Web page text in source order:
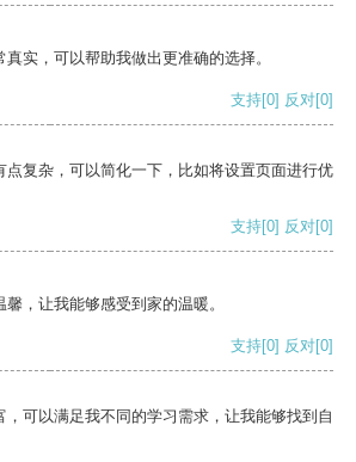
实，可以帮助我做出更准确的选择。
支持[0] 反对[0]
点复杂，可以简化一下，比如将设置页面进行优
支持[0] 反对[0]
，让我能够感受到家的温暖。
支持[0] 反对[0]
，可以满足我不同的学习需求，让我能够找到自